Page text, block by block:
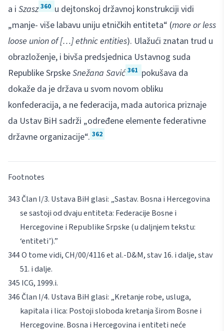
a i Szasz 360 u dejtonskoj državnoj konstrukciji vidi
„manje- više labavu uniju etničkih entiteta“ (more or less
loose union of […] ethnic entities). Ulažući znatan trud u
obrazloženje, i bivša predsjednica Ustavnog suda
Republike SrpskeSnežana Savić 361 pokušava da
dokaže da je država u svom novom obliku
konfederacija, a ne federacija, mada autorica priznaje
da Ustav BiH sadrži „određene elemente federativne
državne organizacije“. 362
Footnotes
Član I/3. Ustava BiH glasi: „Sastav. Bosna i Hercegovina
se sastoji od dvaju entiteta: Federacije Bosne i
Hercegovine i Republike Srpske (u daljnjem tekstu:
‘entiteti’).”
O tome vidi, CH/00/4116et al.-D&M, stav 16. i dalje, stav
51. i dalje.
ICG, 1999.i.
Član I/4. Ustava BiH glasi: „Kretanje robe, usluga,
kapitala i lica: Postoji sloboda kretanja širom Bosne i
Hercegovine. Bosna i Hercegovina i entiteti neće